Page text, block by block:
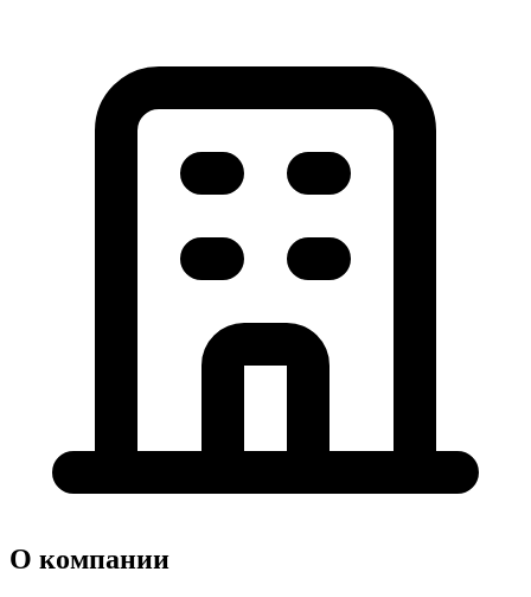
О компании